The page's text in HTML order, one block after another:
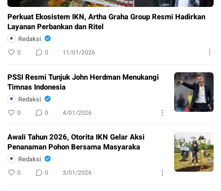
Perkuat Ekosistem IKN, Artha Graha Group Resmi Hadirkan
Layanan Perbankan dan Ritel
Redaksi
0 0 11/01/2026
PSSI Resmi Tunjuk John Herdman Menukangi
Timnas Indonesia
Redaksi
0 0 4/01/2026
Awali Tahun 2026, Otorita IKN Gelar Aksi
Penanaman Pohon Bersama Masyaraka
Redaksi
0 0 3/01/2026